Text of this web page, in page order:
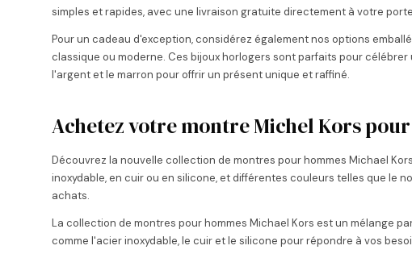
simples et rapides, avec une livraison gratuite directement à votre
Pour un cadeau d'exception, considérez également nos options
classique ou moderne. Ces bijoux horlogers sont parfaits pour
l'argent et le marron pour offrir un présent unique et raffiné.
Achetez votre montre Michel Kors
Découvrez la nouvelle collection de montres pour hommes Michael
inoxydable, en cuir ou en silicone, et différentes couleurs telles que le
achats.
La collection de montres pour hommes Michael Kors est un mélange
comme l'acier inoxydable, le cuir et le silicone pour répondre à vos